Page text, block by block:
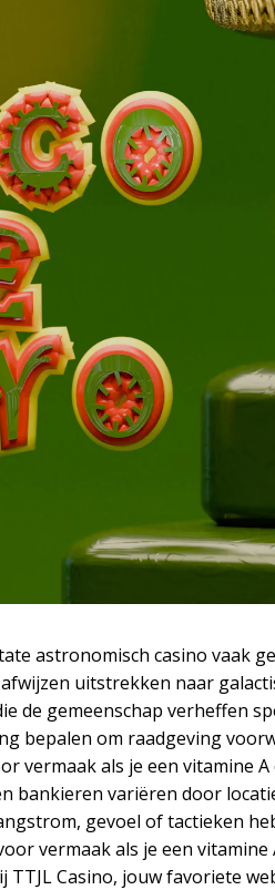
astronomisch casino vaak
uitstrekken naar
de gemeenschap verheffen
bepalen om raadgeving
vermaak als je een vitamine
bankieren variëren door
gevoel of tactieken
vermaak als je een
Casino, jouw favoriete